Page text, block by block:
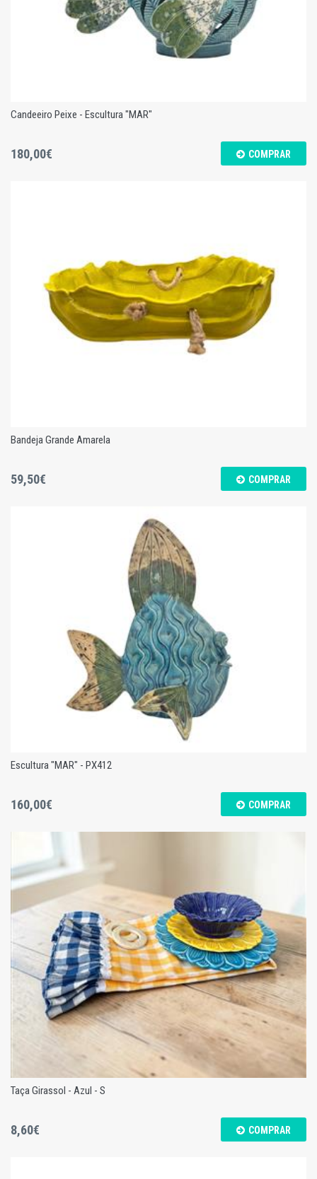
Candeeiro Peixe - Escultura "MAR"
180,00€ COMPRAR
Bandeja Grande Amarela
Bandeja Grande Amarela
59,50€ COMPRAR
Escultura "MAR" - PX412
Escultura "MAR" - PX412
160,00€ COMPRAR
Taça Girassol - Azul - S
8,60€ COMPRAR